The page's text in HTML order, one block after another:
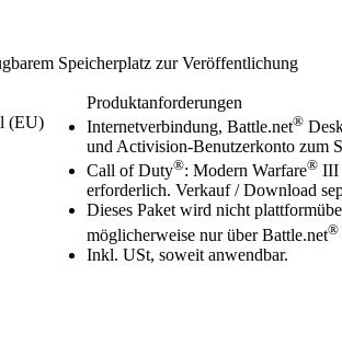
Speicherplatz zur Veröffentlichung
(EU)
Produktanforderungen
Internetverbindung, Battle.net®
und Activision-Benutzerkonto zum
Call of Duty®: Modern Warfare® III
erforderlich. Verkauf / Download
Dieses Paket wird nicht
möglicherweise nur über Battle.net®
Inkl. USt, soweit anwendbar.